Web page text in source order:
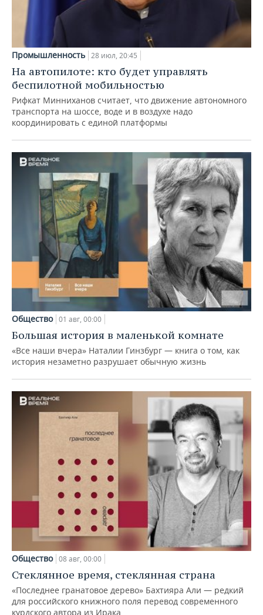
Промышленность 28 июл, 20:45
На автопилоте: кто будет управлять
беспилотной мобильностью
Рифкат Минниханов считает, что движение автономного
транспорта на шоссе, воде и в воздухе надо
координировать с единой платформы
Общество 01 авг, 00:00
Большая история в маленькой комнате
«Все наши вчера» Наталии Гинзбург — книга о том, как
история незаметно разрушает обычную жизнь
Общество 08 авг, 00:00
Стеклянное время, стеклянная страна
«Последнее гранатовое дерево» Бахтияра Али — редкий
для российского книжного поля перевод современного
курдского автора из Ирака